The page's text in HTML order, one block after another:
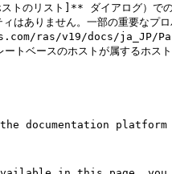
のリスト]** ダイアログ）での
はありません。一部の重要
ras/v19/docs/ja_JP/
ベースのホストが属するホスト
documentation